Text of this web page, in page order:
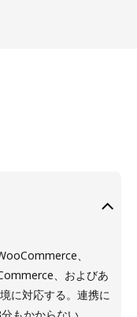
、
、およびあ
に対応する。連携に